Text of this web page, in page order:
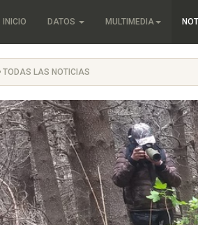
INICIO DATOS MULTIMEDIA
TODAS LAS NOTICIAS